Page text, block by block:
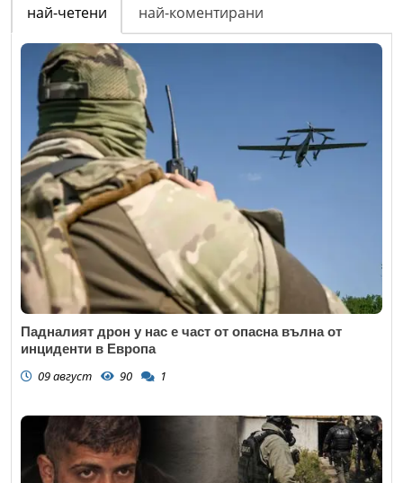
най-четени най-коментирани
Падналият дрон у нас е част от опасна вълна от
инциденти в Европа
09 август 90 1